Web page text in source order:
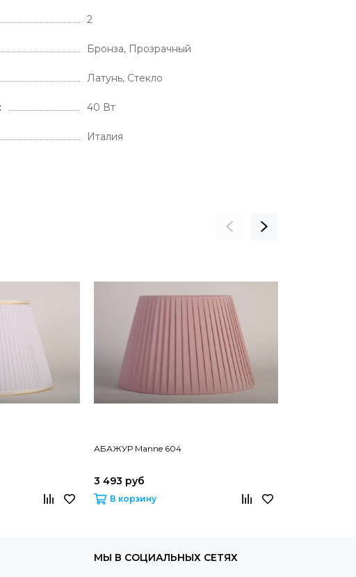
2
Бронза, Прозрачный
Латунь, Стекло
40 Вт
Италия
АБАЖУР Manne 604
3 493 руб
В корзину
МЫ В СОЦИАЛЬНЫХ СЕТЯХ